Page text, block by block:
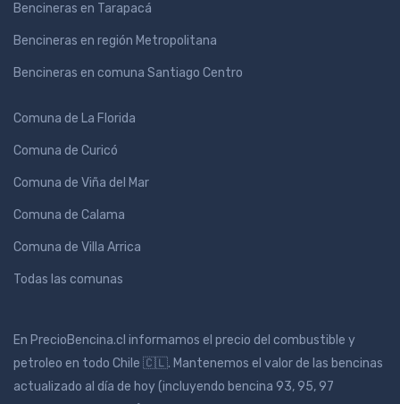
Bencineras en Tarapacá
Bencineras en región Metropolitana
Bencineras en comuna Santiago Centro
Comuna de La Florida
Comuna de Curicó
Comuna de Viña del Mar
Comuna de Calama
Comuna de Villa Arrica
Todas las comunas
En PrecioBencina.cl informamos el precio del combustible y
petroleo en todo Chile 🇨🇱. Mantenemos el valor de las bencinas
actualizado al día de hoy (incluyendo bencina 93, 95, 97